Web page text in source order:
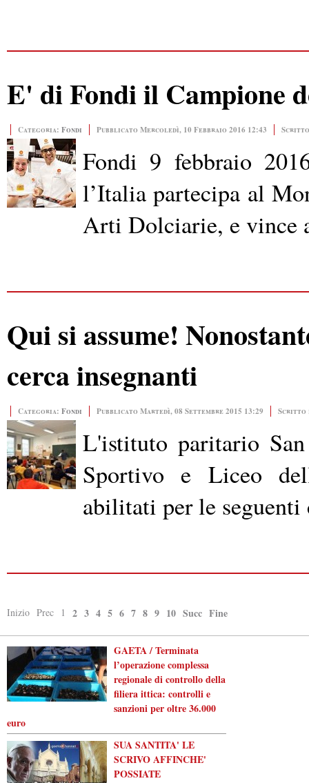
E' di Fondi il Campione
Categoria: Fondi Pubblicato Mercoledì, 10 Febbraio 2016 12:43 Scritto
Fondi 9 febbraio
l’Italia partecipa al
Arti Dolciarie, e vince
Qui si assume!
cerca insegnanti
Categoria: Fondi Pubblicato Martedì, 08 Settembre 2015 13:29 Scritto
L'istituto paritario
Sportivo e Liceo
abilitati per le seguenti
Inizio Prec 1 2 3 4 5 6 7 8 9 10 Succ Fine
GAETA / Terminata
l’operazione complessa
regionale di controllo della
filiera ittica: controlli e
sanzioni per oltre 36.000
euro
SUA SANTITA' LE
SCRIVO AFFINCHE'
POSSIATE